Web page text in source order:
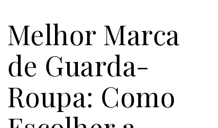
Melhor Marca
de Guarda-
Roupa: Como